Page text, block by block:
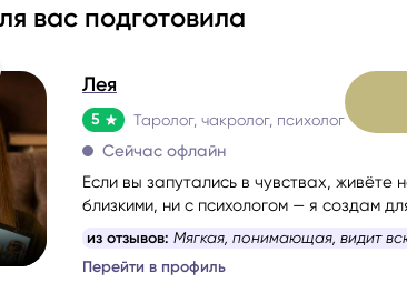
вас подготовила
Лея
5 Таролог, чакролог, психолог
Сейчас офлайн
Если вы запутались в чувствах, живёте
близкими, ни с психологом — я создам
откровенно. Без страха, осуждения и
ситуацию по частям, посмотрим, где вы
уйдёте с ощущением ясности,
из отзывов: Мягкая, понимающая, видит
Перейти в профиль